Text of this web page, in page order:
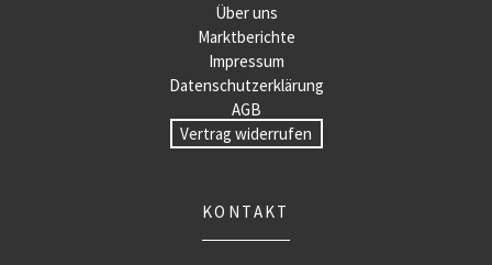
Über uns
Marktberichte
Impressum
Datenschutzerklärung
AGB
Vertrag widerrufen
KONTAKT